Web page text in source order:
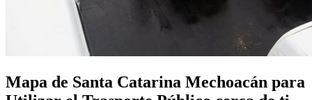
Mapa de Santa Catarina Mechoacán para